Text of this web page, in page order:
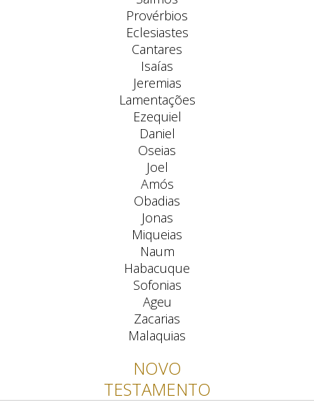
Provérbios
Eclesiastes
Cantares
Isaías
Jeremias
Lamentações
Ezequiel
Daniel
Oseias
Joel
Amós
Obadias
Jonas
Miqueias
Naum
Habacuque
Sofonias
Ageu
Zacarias
Malaquias
NOVO
TESTAMENTO